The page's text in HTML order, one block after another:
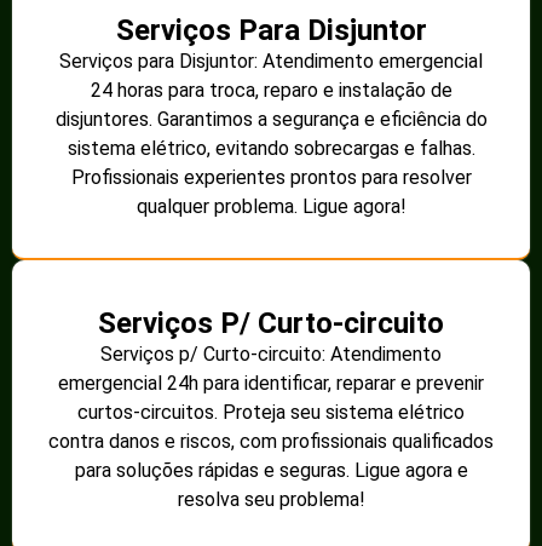
Serviços Para Disjuntor
Serviços para Disjuntor: Atendimento emergencial
24 horas para troca, reparo e instalação de
disjuntores. Garantimos a segurança e eficiência do
sistema elétrico, evitando sobrecargas e falhas.
Profissionais experientes prontos para resolver
qualquer problema. Ligue agora!
Serviços P/ Curto-circuito
Serviços p/ Curto-circuito: Atendimento
emergencial 24h para identificar, reparar e prevenir
curtos-circuitos. Proteja seu sistema elétrico
contra danos e riscos, com profissionais qualificados
para soluções rápidas e seguras. Ligue agora e
resolva seu problema!